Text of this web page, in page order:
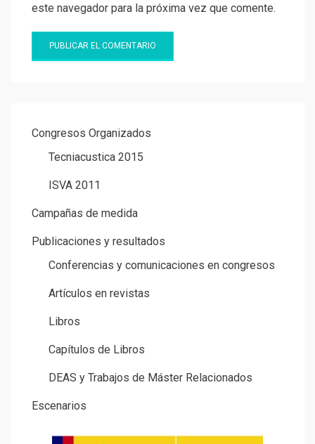
este navegador para la próxima vez que comente.
Congresos Organizados
Tecniacustica 2015
ISVA 2011
Campañas de medida
Publicaciones y resultados
Conferencias y comunicaciones en congresos
Artículos en revistas
Libros
Capítulos de Libros
DEAS y Trabajos de Máster Relacionados
Escenarios